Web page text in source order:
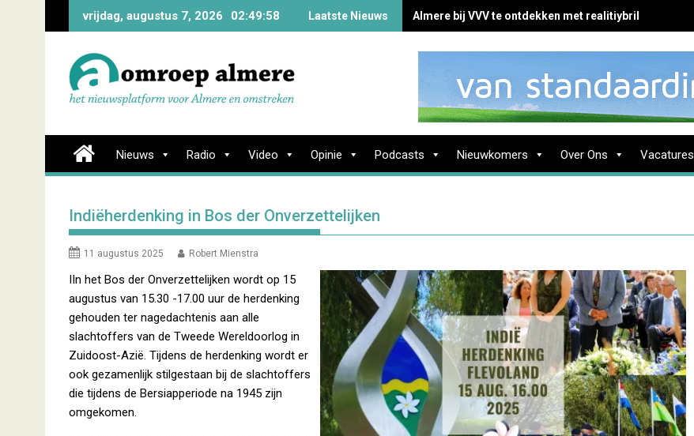
vrijdag, augustus 7, 2026 02:49:59 Laatste Nieuws Almere bij VVV te ontdekken met realitiybril
Nieuws Radio Video Opinie Podcasts Nieuwkomers Over Ons Vacatures
Indiëherdenking in Bos der Onverzettelijken
11 augustus 2025 Robert Mienstra
IIn het Bos der Onverzettelijken wordt op 15
augustus van 15.30 -17.00 uur de herdenking
gehouden ter nagedachtenis aan alle
slachtoffers van de Tweede Wereldoorlog in
Zuidoost-Azië. Tijdens de herdenking wordt er
ook gezamenlijk stilgestaan bij de slachtoffers
die tijdens de Bersiapperiode na 1945 zijn
omgekomen.